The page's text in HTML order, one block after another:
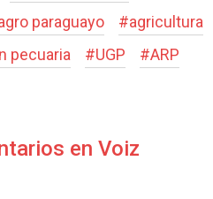
paraguayo #agricultura
pecuaria #UGP #ARP
en Voiz